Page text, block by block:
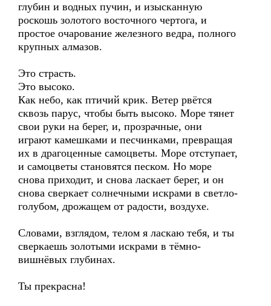
глубин и водных пучин, и изысканную
роскошь золотого восточного чертога, и
простое очарование железного ведра, полного
крупных алмазов.
Это страсть.
Это высоко.
Как небо, как птичий крик. Ветер рвётся
сквозь парус, чтобы быть высоко. Море тянет
свои руки на берег, и, прозрачные, они
играют камешками и песчинками, превращая
их в драгоценные самоцветы. Море отступает,
и самоцветы становятся песком. Но море
снова приходит, и снова ласкает берег, и он
снова сверкает солнечными искрами в светло-
голубом, дрожащем от радости, воздухе.
Словами, взглядом, телом я ласкаю тебя, и ты
сверкаешь золотыми искрами в тёмно-
вишнёвых глубинах.
Ты прекрасна!